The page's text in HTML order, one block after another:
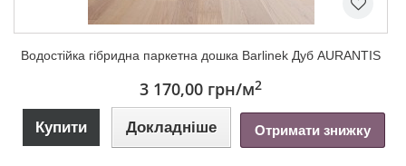
Водостійка гібридна паркетна дошка Barlinek Дуб AURANTIS
3 170,00 грн/м2
Купити Докладніше Отримати знижку